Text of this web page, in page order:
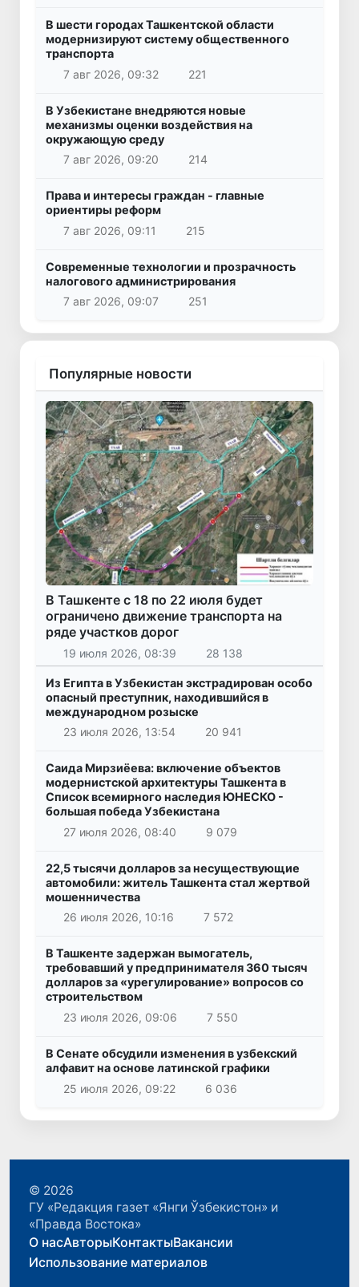
В шести городах Ташкентской области
модернизируют систему общественного
транспорта
7 авг 2026, 09:32
221
В Узбекистане внедряются новые
механизмы оценки воздействия на
окружающую среду
7 авг 2026, 09:20
214
Права и интересы граждан - главные
ориентиры реформ
7 авг 2026, 09:11
215
Современные технологии и прозрачность
налогового администрирования
7 авг 2026, 09:07
251
Популярные новости
В Ташкенте с 18 по 22 июля будет
ограничено движение транспорта на
ряде участков дорог
19 июля 2026, 08:39 28 138
Из Египта в Узбекистан экстрадирован особо
опасный преступник, находившийся в
международном розыске
23 июля 2026, 13:54
20 941
Саида Мирзиёева: включение объектов
модернистской архитектуры Ташкента в
Список всемирного наследия ЮНЕСКО -
большая победа Узбекистана
27 июля 2026, 08:40
9 079
22,5 тысячи долларов за несуществующие
автомобили: житель Ташкента стал жертвой
мошенничества
26 июля 2026, 10:16
7 572
В Ташкенте задержан вымогатель,
требовавший у предпринимателя 360 тысяч
долларов за «урегулирование» вопросов со
строительством
23 июля 2026, 09:06
7 550
В Сенате обсудили изменения в узбекский
алфавит на основе латинской графики
25 июля 2026, 09:22
6 036
© 2026
ГУ «Редакция газет «Янги Ўзбекистон» и
«Правда Востока»
О насАвторыКонтактыВакансии
Использование материалов